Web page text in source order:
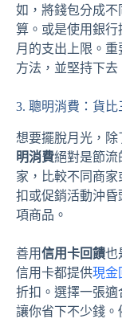
如，將錢包分成
算。或是使用銀行
月的支出上限。
方法，並堅持下去
3. 聰明消費：貨
想要擺脫月光，除
明消費絕對是節流
家，比較不同商
扣或促銷活動沖
項商品。
善用信用卡回饋也
信用卡都提供現金
折扣。選擇一張
讓你省下不少錢